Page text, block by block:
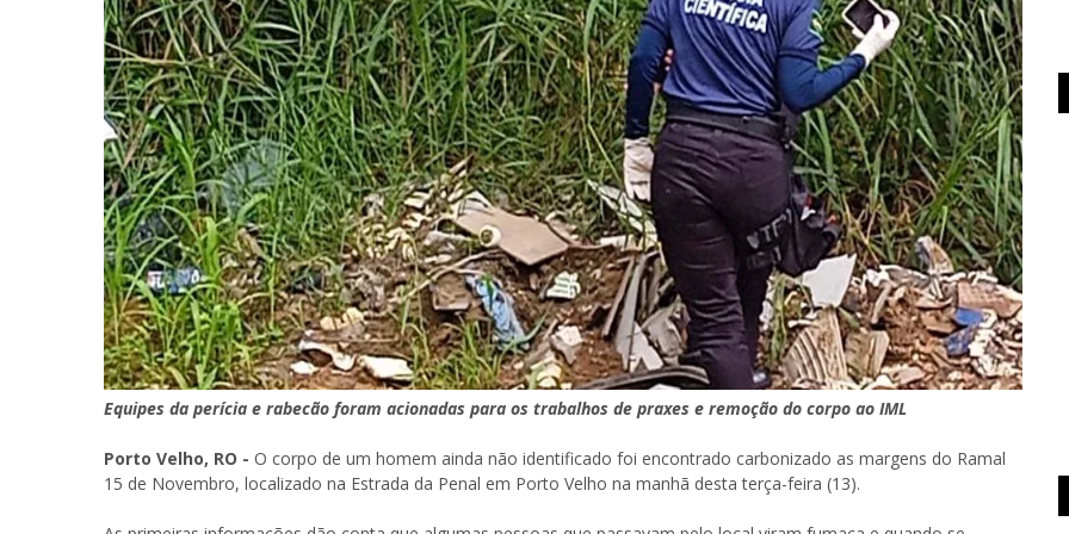
Equipes da perícia e rabecão foram acionadas para os trabalhos de praxes e remoção do corpo ao IML
Porto Velho, RO - O corpo de um homem ainda não identificado foi encontrado carbonizado as margens do Ramal
15 de Novembro, localizado na Estrada da Penal em Porto Velho na manhã desta terça-feira (13).